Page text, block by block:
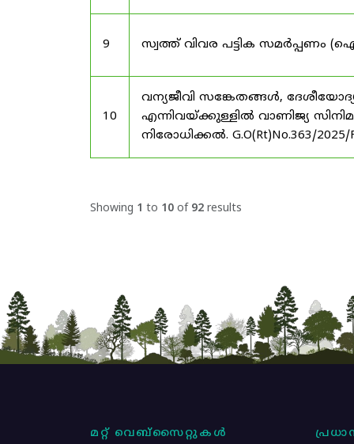
9 സ്വത്ത് വിവര പട്ടിക
10
വന്യജീവി സങ്കേതങ്ങൾ,
എന്നിവയ്ക്കുള്ളിൽ വാണിജ്യ
നിരോധിക്കൽ. G.O(Rt)No.363/2025/
Showing 1 to 10 of 92 results
മറ്റ് വെബ്സൈറ്റുകൾ